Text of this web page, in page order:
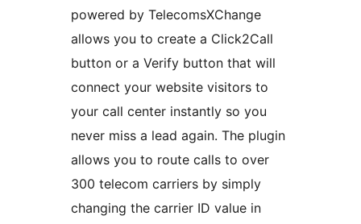
powered by TelecomsXChange
allows you to create a Click2Call
button or a Verify button that will
connect your website visitors to
your call center instantly so you
never miss a lead again. The plugin
allows you to route calls to over
300 telecom carriers by simply
changing the carrier ID value in